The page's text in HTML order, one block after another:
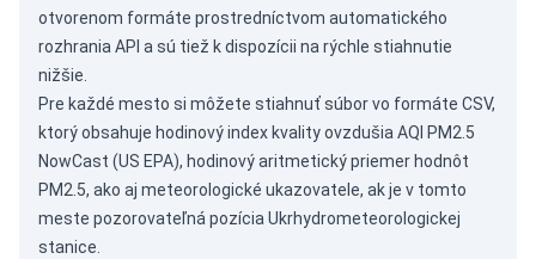
otvorenom formáte prostredníctvom automatického
rozhrania API a sú tiež k dispozícii na rýchle stiahnutie
nižšie.
Pre každé mesto si môžete stiahnuť súbor vo formáte CSV,
ktorý obsahuje hodinový index kvality ovzdušia AQI PM2.5
NowCast (US EPA), hodinový aritmetický priemer hodnôt
PM2.5, ako aj meteorologické ukazovatele, ak je v tomto
meste pozorovateľná pozícia Ukrhydrometeorologickej
stanice.